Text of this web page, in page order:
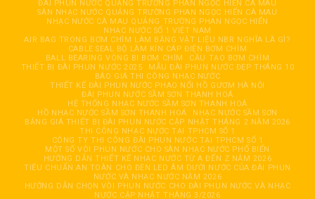
ĐÀI PHUN NƯỚC QUẢNG TRƯỜNG PHAN NGỌC HIỂN CÀ MAU
SÀN NHẠC NƯỚC QUẢNG TRƯỜNG PHAN NGỌC HIỂN CÀ MAU
NHẠC NƯỚC CÀ MAU QUẢNG TRƯỜNG PHAN NGỌC HIỂN
NHẠC NƯỚC SỐ 1 VIỆT NAM
AIR BAG TRONG BƠM CHÌM LÀM BẰNG VẬT LIỆU NBR NGHĨA LÀ GÌ?
CABLE SEAL BỘ LÀM KÍN CÁP ĐIỆN BƠM CHÌM
BALL BEARING VÒNG BI BƠM CHÌM
CẦU TẠO BƠM CHÌM
THIẾT BỊ ĐÀI PHUN NƯỚC 2025
MẪU ĐÀI PHUN NƯỚC ĐẸP THÁNG 10
BÁO GIÁ THI CÔNG NHẠC NƯỚC
THIẾT KẾ ĐÀI PHUN NƯỚC PHAO NỔI HỒ GƯƠM HÀ NỘI
ĐÀI PHUN NƯỚC SẦM SƠN THANH HOÁ
HỆ THỐNG NHẠC NƯỚC SẦM SƠN THANH HOÁ
HỒ NHẠC NƯỚC SẦM SƠN THANH HOÁ
NHẠC NƯỚC SẦM SƠN
BẢNG GIÁ THIẾT BỊ ĐÀI PHUN NƯỚC CẬP NHẬT THÁNG 2 NĂM 2026
THI CÔNG NHẠC NƯỚC TẠI TPHCM SỐ 1
CÔNG TY THI CÔNG ĐÀI PHUN NƯỚC TẠI TPHCM SỐ 1
MỘT SỐ VÒI PHUN NƯỚC CHO SÀN NHẠC NƯỚC PHỔ BIẾN
HƯỚNG DẪN THIẾT KẾ NHẠC NƯỚC TỪ A ĐẾN Z NĂM 2026
TIÊU CHUẨN AN TOÀN CHO ĐÈN LED ÂM DƯỚI NƯỚC CỦA ĐÀI PHUN
NƯỚC VÀ NHẠC NƯỚC NĂM 2026
HƯỚNG DẪN CHỌN VÒI PHUN NƯỚC CHO ĐÀI PHUN NƯỚC VÀ NHẠC
NƯỚC CẬP NHẬT THÁNG 3/2026